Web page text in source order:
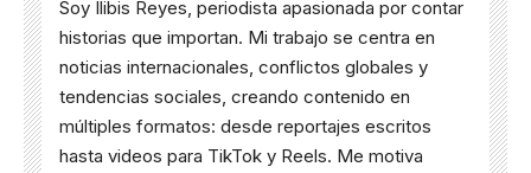
Soy Ilibis Reyes, periodista apasionada por contar
historias que importan. Mi trabajo se centra en
noticias internacionales, conflictos globales y
tendencias sociales, creando contenido en
múltiples formatos: desde reportajes escritos
hasta videos para TikTok y Reels. Me motiva